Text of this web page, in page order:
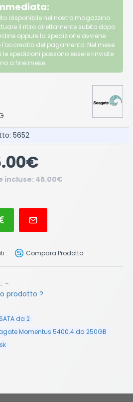
5652
-
prodotto ?
incluse: 45.00€
Compara Prodotto
disponibile nel nostro magazzino
il ritiro direttamente subito dopo
oppure la spedizione avviene
del pagamento. Nel mese
spedizioni possono essere rinviate
a fine mese.
da 2
Momentus 5400.4 da 250GB